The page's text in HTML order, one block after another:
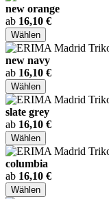
new orange
ab 16,10 €
Wählen
new navy
ab 16,10 €
Wählen
slate grey
ab 16,10 €
Wählen
columbia
ab 16,10 €
Wählen